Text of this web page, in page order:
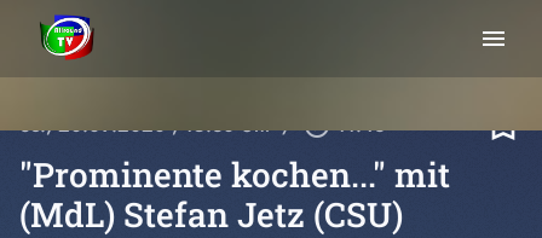
menu
So., 20.09.2020, 15:30 Uhr / play_circle_outline11:46 bookmark_border
"Prominente kochen..." mit
(MdL) Stefan Jetz (CSU)